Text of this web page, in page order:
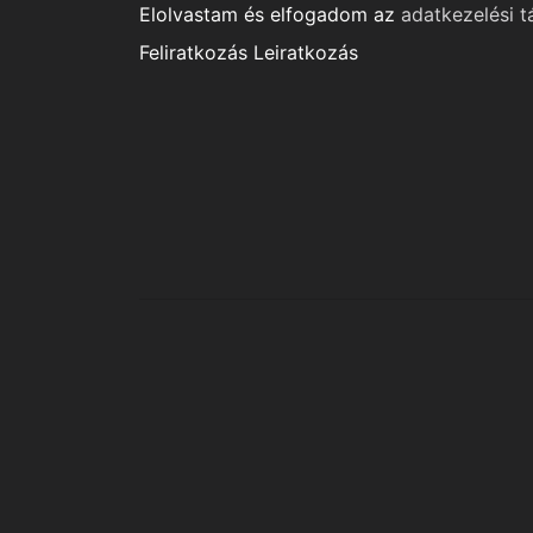
Elolvastam és elfogadom az adatkezelési
Feliratkozás Leiratkozás